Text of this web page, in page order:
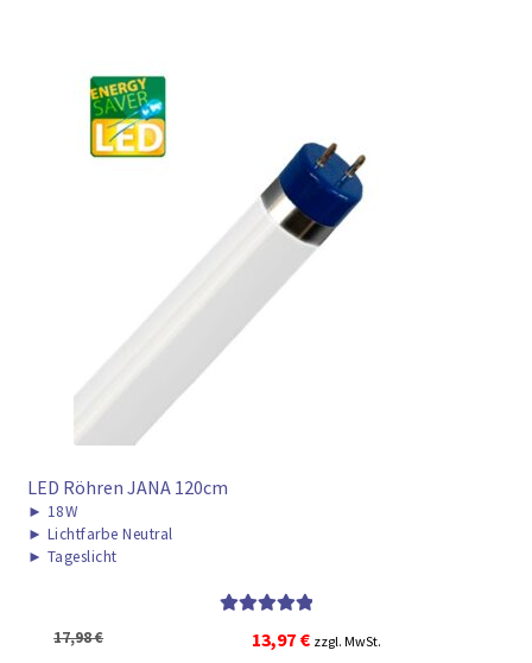
LED Röhren JANA 120cm
► 18W
► Lichtfarbe Neutral
► Tageslicht
von 5
17,98€
Ursprünglicher
13,97 €Aktueller
zzgl. MwSt.